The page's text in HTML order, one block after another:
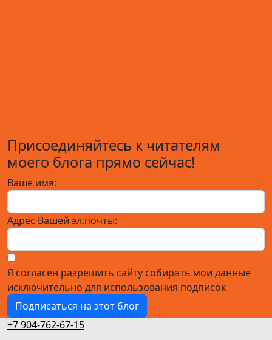
Присоединяйтесь к читателям
моего блога прямо сейчас!
Ваше имя:
Адрес Вашей эл.почты:
Я согласен разрешить сайту собирать мои данные
исключительно для использования подписок
Подписаться на этот блог
+7 904-762-67-15